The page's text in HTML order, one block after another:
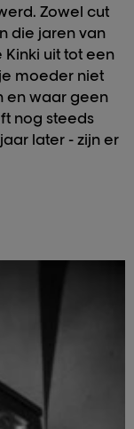
Zowel cut
die jaren van
uit tot een
moeder niet
en waar geen
nog steeds
later - zijn er